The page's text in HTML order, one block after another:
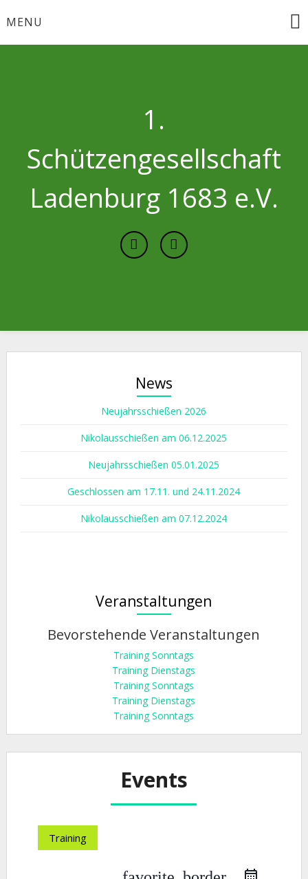
toMENU
1.
Schützengesellschaft
Ladenburg 1683 e.V.
News
Neujahrsschießen 2026
Nikolausschießen am 06.12.2025
Neujahrsschießen 05.01.2025
Geschlossen am 17.11. und 24.11.2024
Nikolausschießen am 07.12.2024
Veranstaltungen
Bevorstehende Veranstaltungen
Training Sonntags
Training Dienstags
Training Sonntags
Training Dienstags
Training Sonntags
Events
Training